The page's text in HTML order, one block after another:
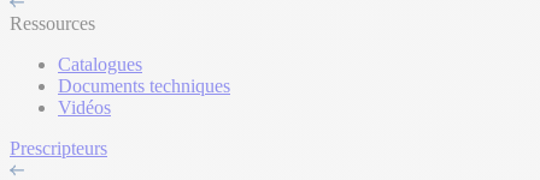
Ressources
Catalogues
Documents techniques
Vidéos
Prescripteurs